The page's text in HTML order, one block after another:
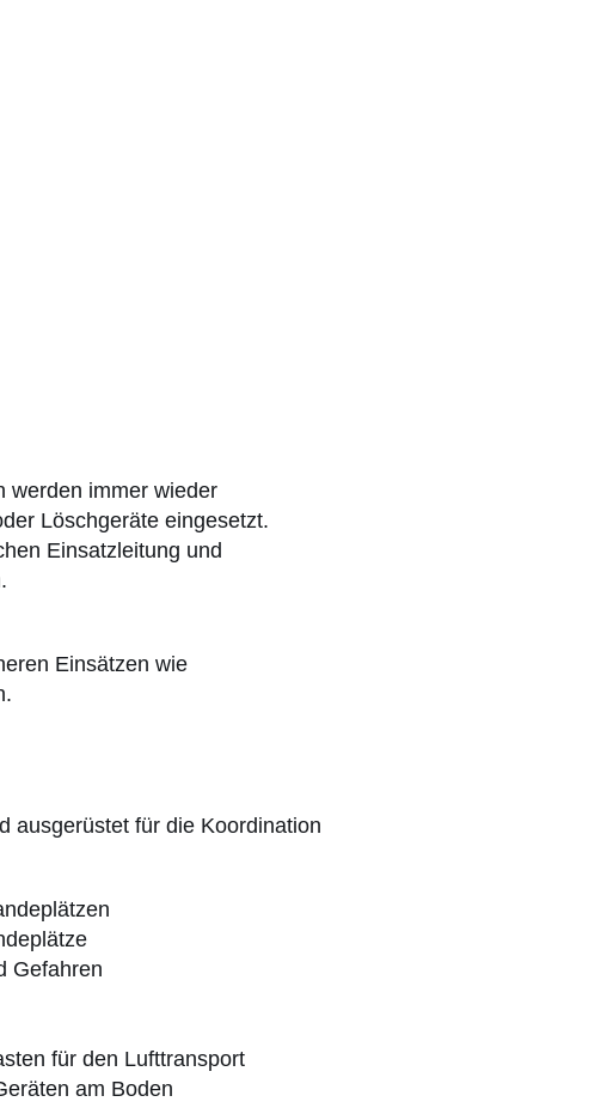
werden immer wieder
Löschgeräte eingesetzt.
Einsatzleitung und
Einsätzen wie
ausgerüstet für die Koordination
Gefahren
für den Lufttransport
am Boden